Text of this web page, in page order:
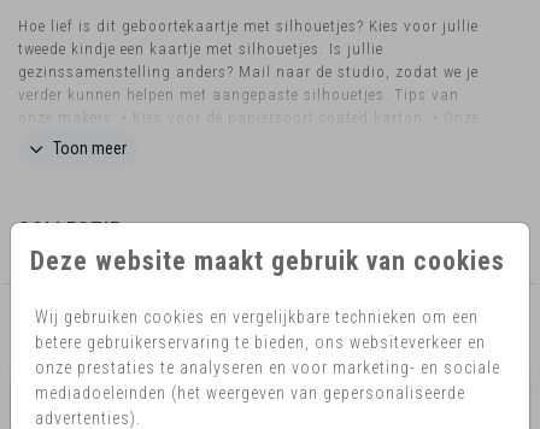
Deze website maakt gebruik van cookies
Wij gebruiken cookies en vergelijkbare technieken om een
betere gebruikerservaring te bieden, ons websiteverkeer en
onze prestaties te analyseren en voor marketing- en sociale
mediadoeleinden (het weergeven van gepersonaliseerde
advertenties).
Hoe lief is dit geboortekaartje met silhouetjes? Kies voor jullie
tweede kindje een kaartje met silhouetjes. Is jullie
gezinssamenstelling anders? Mail naar de studio, zodat we je
verder kunnen helpen met aangepaste silhouetjes. Tips van
onze makers: • Kies voor de papiersoort coated karton. • Onze
makers kiezen voor een witte envelop met goudfolie hartjes. •
Vraag het geboortekaartje ook als geboortebord aan en show
Toon meer
COLLECTIE
AANBEVOLEN